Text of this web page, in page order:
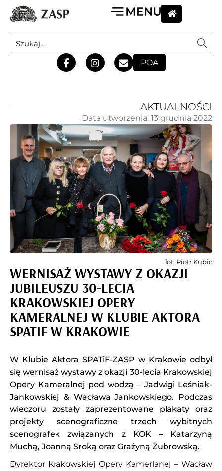
POA
AKTUALNOŚCI
WERNISAŻ WYSTAWY Z OKAZJI
JUBILEUSZU 30-LECIA
KRAKOWSKIEJ OPERY
KAMERALNEJ W KLUBIE AKTORA
SPATIF W KRAKOWIE
W Klubie Aktora SPATiF-ZASP w Krakowie odbył
się wernisaż wystawy z okazji 30-lecia Krakowskiej
Opery Kameralnej pod wodzą – Jadwigi Leśniak-
Jankowskiej & Wacława Jankowskiego. Podczas
wieczoru zostały zaprezentowane plakaty oraz
projekty scenograficzne trzech wybitnych
scenografek związanych z KOK – Katarzyną
Muchą, Joanną Sroką oraz Grażyną Żubrowską.
Dyrektor Krakowskiej Opery Kamerlanej – Wacław
Data utworzenia: 13 grudnia 2022
fot. Piotr Kubic